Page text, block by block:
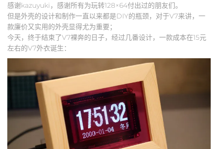
感谢kazuyuki，感谢所有为玩转128×64付出过的朋友们。
但是外壳的设计和制作一直以来都是DIY的瓶颈，对于V7来讲，一
款廉价又实用的外壳显得尤为重要；
今天，终于结束了V7裸奔的日子，经过几番设计，一款成本在15元
左右的V7外衣诞生：